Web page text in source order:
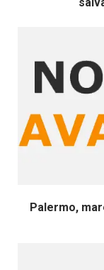
Palermo,